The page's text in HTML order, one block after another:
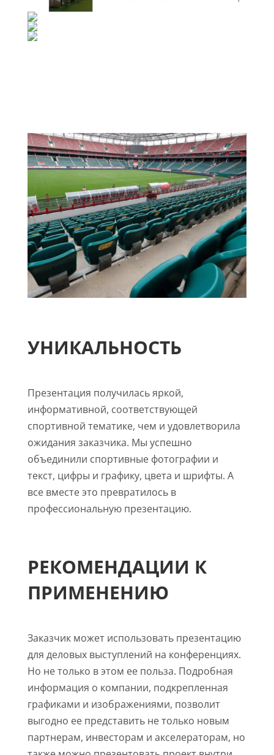
УНИКАЛЬНОСТЬ
Презентация получилась яркой,
информативной, соответствующей
спортивной тематике, чем и удовлетворила
ожидания заказчика. Мы успешно
объединили спортивные фотографии и
текст, цифры и графику, цвета и шрифты. А
все вместе это превратилось в
профессиональную презентацию.
РЕКОМЕНДАЦИИ К
ПРИМЕНЕНИЮ
Заказчик может использовать презентацию
для деловых выступлений на конференциях.
Но не только в этом ее польза. Подробная
информация о компании, подкрепленная
графиками и изображениями, позволит
выгодно ее представить не только новым
партнерам, инвесторам и акселераторам, но